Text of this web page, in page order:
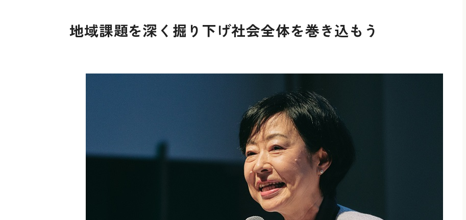
地域課題を深く掘り下げ社会全体を巻き込もう